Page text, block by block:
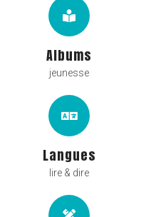
Albums
jeunesse
Langues
lire & dire